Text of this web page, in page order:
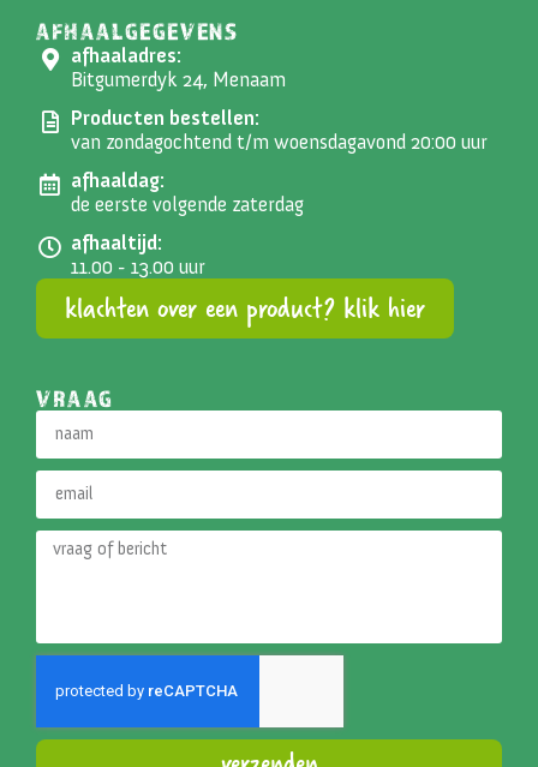
AFHAALGEGEVENS
afhaaladres:
Bitgumerdyk 24, Menaam
Producten bestellen:
van zondagochtend t/m woensdagavond 20:00 uur
afhaaldag:
de eerste volgende zaterdag
afhaaltijd:
11.00 - 13.00 uur
klachten over een product? klik hier
VRAAG